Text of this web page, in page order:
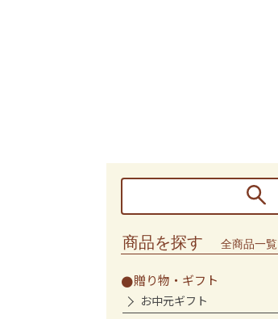
商品を探す 全商品一覧
贈り物・ギフト
お中元ギフト